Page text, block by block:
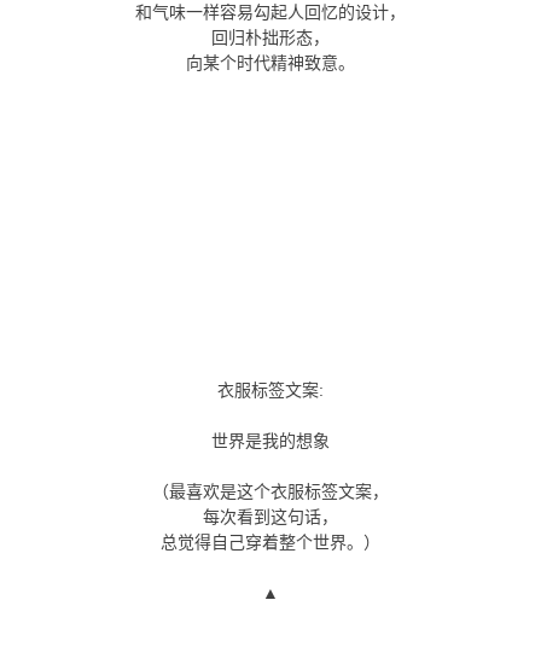
和气味一样容易勾起人回忆的设计，
回归朴拙形态，
向某个时代精神致意。
衣服标签文案:
世界是我的想象
（最喜欢是这个衣服标签文案，
每次看到这句话，
总觉得自己穿着整个世界。）
▲